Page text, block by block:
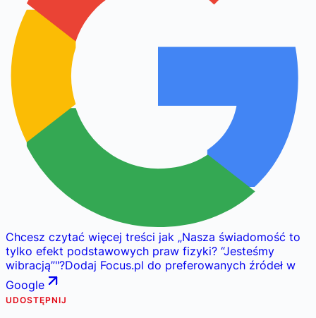
Chcesz czytać więcej treści jak „Nasza świadomość to
tylko efekt podstawowych praw fizyki? “Jesteśmy
wibracją”"?Dodaj Focus.pl do preferowanych źródeł w
Google
UDOSTĘPNIJ